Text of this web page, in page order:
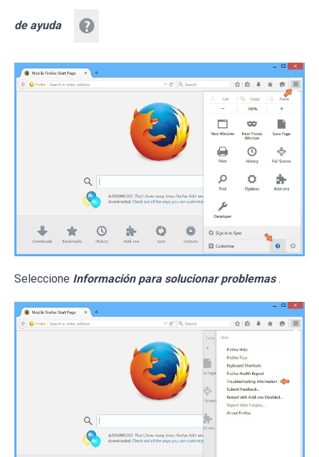
de ayuda
Seleccione Información para solucionar problemas .